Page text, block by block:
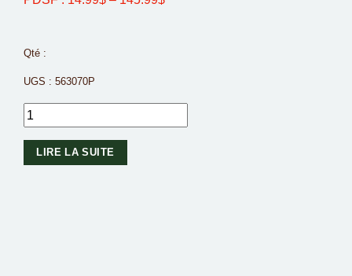
Qté :
UGS : 563070P
LIRE LA SUITE